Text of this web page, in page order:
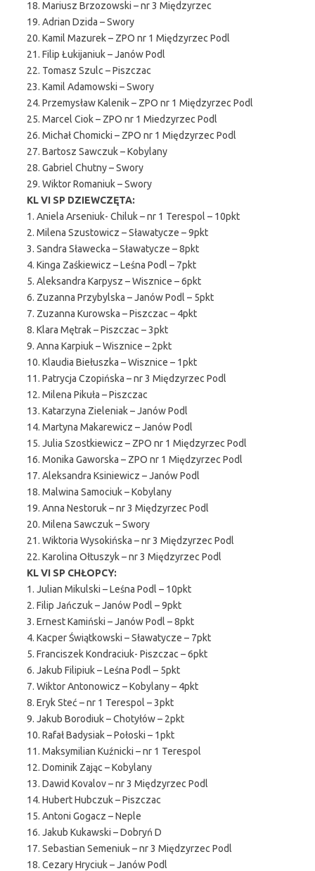
18. Mariusz Brzozowski – nr 3 Międzyrzec
19. Adrian Dzida – Swory
20. Kamil Mazurek – ZPO nr 1 Międzyrzec Podl
21. Filip Łukijaniuk – Janów Podl
22. Tomasz Szulc – Piszczac
23. Kamil Adamowski – Swory
24. Przemysław Kalenik – ZPO nr 1 Międzyrzec Podl
25. Marcel Ciok – ZPO nr 1 Miedzyrzec Podl
26. Michał Chomicki – ZPO nr 1 Międzyrzec Podl
27. Bartosz Sawczuk – Kobylany
28. Gabriel Chutny – Swory
29. Wiktor Romaniuk – Swory
KL VI SP DZIEWCZĘTA:
1. Aniela Arseniuk- Chiluk – nr 1 Terespol – 10pkt
2. Milena Szustowicz – Sławatycze – 9pkt
3. Sandra Sławecka – Sławatycze – 8pkt
4. Kinga Zaśkiewicz – Leśna Podl – 7pkt
5. Aleksandra Karpysz – Wisznice – 6pkt
6. Zuzanna Przybylska – Janów Podl – 5pkt
7. Zuzanna Kurowska – Piszczac – 4pkt
8. Klara Mętrak – Piszczac – 3pkt
9. Anna Karpiuk – Wisznice – 2pkt
10. Klaudia Biełuszka – Wisznice – 1pkt
11. Patrycja Czopińska – nr 3 Międzyrzec Podl
12. Milena Pikuła – Piszczac
13. Katarzyna Zieleniak – Janów Podl
14. Martyna Makarewicz – Janów Podl
15. Julia Szostkiewicz – ZPO nr 1 Międzyrzec Podl
16. Monika Gaworska – ZPO nr 1 Międzyrzec Podl
17. Aleksandra Ksiniewicz – Janów Podl
18. Malwina Samociuk – Kobylany
19. Anna Nestoruk – nr 3 Międzyrzec Podl
20. Milena Sawczuk – Swory
21. Wiktoria Wysokińska – nr 3 Międzyrzec Podl
22. Karolina Ołtuszyk – nr 3 Międzyrzec Podl
KL VI SP CHŁOPCY:
1. Julian Mikulski – Leśna Podl – 10pkt
2. Filip Jańczuk – Janów Podl – 9pkt
3. Ernest Kamiński – Janów Podl – 8pkt
4. Kacper Świątkowski – Sławatycze – 7pkt
5. Franciszek Kondraciuk- Piszczac – 6pkt
6. Jakub Filipiuk – Leśna Podl – 5pkt
7. Wiktor Antonowicz – Kobylany – 4pkt
8. Eryk Steć – nr 1 Terespol – 3pkt
9. Jakub Borodiuk – Chotyłów – 2pkt
10. Rafał Badysiak – Połoski – 1pkt
11. Maksymilian Kuźnicki – nr 1 Terespol
12. Dominik Zając – Kobylany
13. Dawid Kovalov – nr 3 Międzyrzec Podl
14. Hubert Hubczuk – Piszczac
15. Antoni Gogacz – Neple
16. Jakub Kukawski – Dobryń D
17. Sebastian Semeniuk – nr 3 Międzyrzec Podl
18. Cezary Hryciuk – Janów Podl